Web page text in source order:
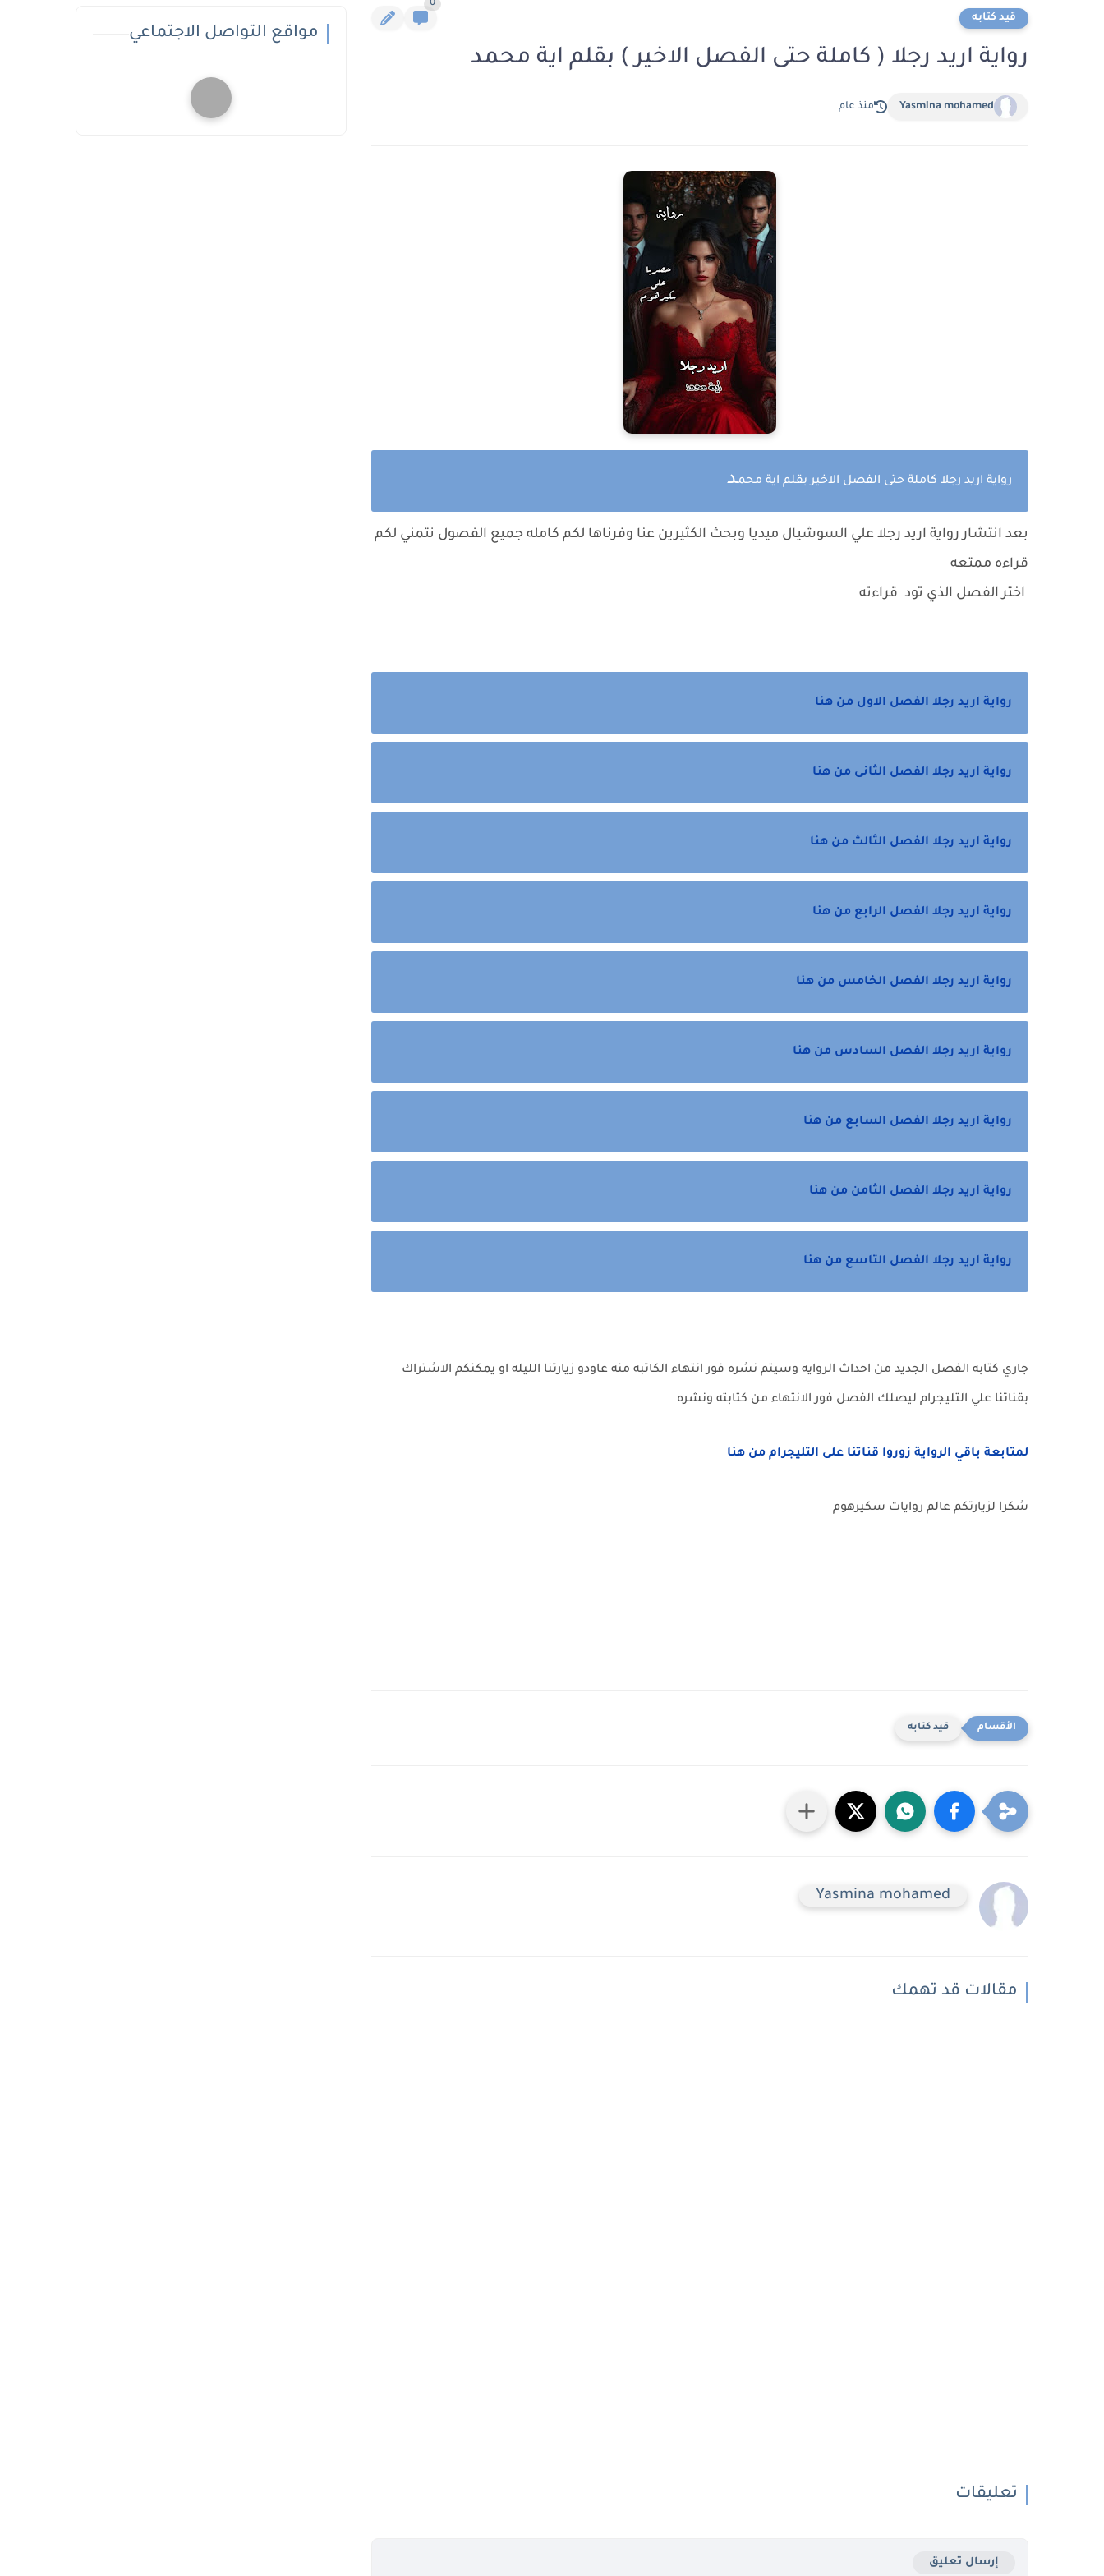
قيد كتابه
0
رواية اريد رجلا ( كاملة حتى الفصل الاخير ) بقلم اية محمد
Yasmina mohamed منذ عام
رواية اريد رجلا كاملة حتى الفصل الاخيربقلم اية محمد
بعد انتشار رواية اريد رجلا علي السوشيال ميديا وبحث الكثيرين عنا وفرناها لكم كامله جميع الفصول نتمني لكم
قراءه ممتعه
اختر الفصل الذي تود قراءته
رواية اريد رجلا الفصل الاول من هنا
رواية اريد رجلا الفصل الثانى من هنا
رواية اريد رجلا الفصل الثالث من هنا
رواية اريد رجلا الفصل الرابع من هنا
رواية اريد رجلا الفصل الخامس من هنا
رواية اريد رجلا الفصل السادس من هنا
رواية اريد رجلا الفصل السابع من هنا
رواية اريد رجلا الفصل الثامن من هنا
رواية اريد رجلا الفصل التاسع من هنا
جاري كتابه الفصل الجديد من احداث الروايه وسيتم نشره فور انتهاء الكاتبه منه عاودو زيارتنا الليله او يمكنكم الاشتراك
بقناتنا علي التليجرام ليصلك الفصل فور الانتهاء من كتابته ونشره
لمتابعة باقي الرواية زوروا قناتنا على التليجرام من هنا
شكرا لزيارتكم عالم روايات سكيرهوم
قيد كتابه
Yasmina mohamed
مقالات قد تهمك
تعليقات
إرسال تعليق
مواقع التواصل الاجتماعي